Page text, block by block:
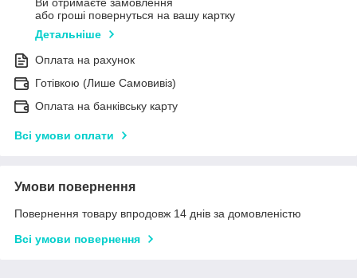
Ви отримаєте замовлення
або гроші повернуться на вашу картку
Детальніше
Оплата на рахунок
Готівкою (Лише Самовивіз)
Оплата на банківську карту
Всі умови оплати
Умови повернення
Повернення товару впродовж 14 днів за домовленістю
Всі умови повернення